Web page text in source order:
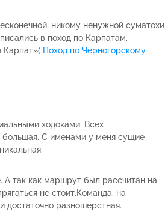
никому ненужной суматохи
в поход по Карпатам.
Поход по Черногорскому
ходоками. Всех
большая. С именами у меня сущие
так как маршрут был рассчитан на
не стоит.Команда, на
достаточно разношерстная.